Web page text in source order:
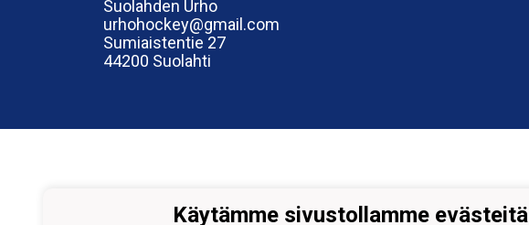
Suolahden Urho
urhohockey@gmail.com
Sumiaistentie 27
44200 Suolahti
Käytämme sivustollamme evästeitä